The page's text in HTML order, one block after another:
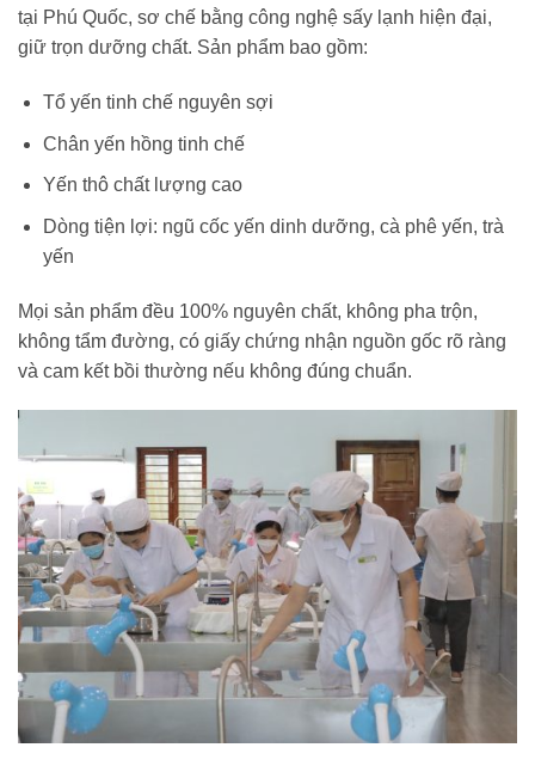
tại Phú Quốc, sơ chế bằng công nghệ sấy lạnh hiện đại,
giữ trọn dưỡng chất. Sản phẩm bao gồm:
Tổ yến tinh chế nguyên sợi
Chân yến hồng tinh chế
Yến thô chất lượng cao
Dòng tiện lợi: ngũ cốc yến dinh dưỡng, cà phê yến, trà
yến
Mọi sản phẩm đều 100% nguyên chất, không pha trộn,
không tẩm đường, có giấy chứng nhận nguồn gốc rõ ràng
và cam kết bồi thường nếu không đúng chuẩn.